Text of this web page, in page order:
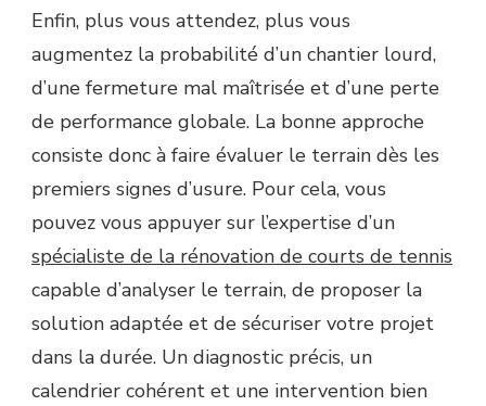
Enfin, plus vous attendez, plus vous
augmentez la probabilité d’un chantier lourd,
d’une fermeture mal maîtrisée et d’une perte
de performance globale. La bonne approche
consiste donc à faire évaluer le terrain dès les
premiers signes d’usure. Pour cela, vous
pouvez vous appuyer sur l’expertise d’un
spécialiste de la rénovation de courts de tennis
capable d’analyser le terrain, de proposer la
solution adaptée et de sécuriser votre projet
dans la durée. Un diagnostic précis, un
calendrier cohérent et une intervention bien